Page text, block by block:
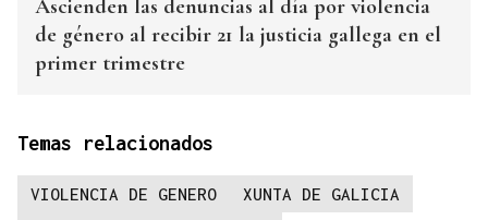
Ascienden las denuncias al día por violencia
de género al recibir 21 la justicia gallega en el
primer trimestre
Temas relacionados
VIOLENCIA DE GENERO
XUNTA DE GALICIA